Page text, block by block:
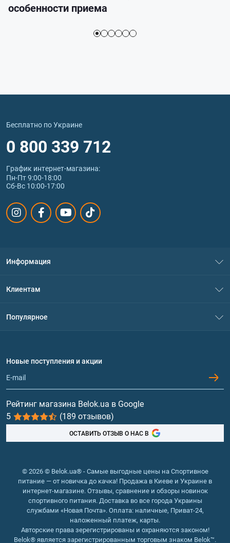
особенности приема
Бесплатно по Украине
0 800 339 712
График интернет‑магазина:
Пн-Пт 9:00-18:00
Сб-Вс 10:00-17:00
Информация
Политика конфиденциальности
Обмен и возврат
Клиентам
Популярное
Протеин
Гейнеры
Витамины и минералы
Рыбий жир, жирные кислоты
Новые поступления и акции
Рейтинг магазина Belok.ua в Google
5
(189 отзывов)
ОСТАВИТЬ ОТЗЫВ О НАС В
© 2026 © Belok.ua® - Самые выгодные цены на Спортивное
питание — от новичка до качка! Продажа в Киеве и Украине в
интернет-магазине. Отзывы, сравнение и обзоры новинок
спортивного питания. Доставка во все города Украины
службами «Новая Почта». Оплата: наличные, Приват-24,
наложенный платеж, карты.
Авторские права зерегистрированы и охраняются законом!
Belok® является зарегистрированным торговым знаком Belok™.